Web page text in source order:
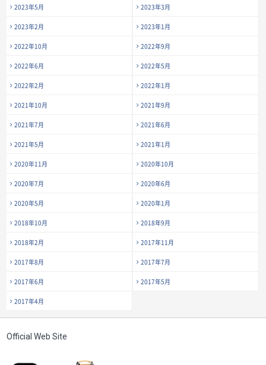
2023年5月 2023年3月
2023年2月 2023年1月
2022年10月 2022年9月
2022年6月 2022年5月
2022年2月 2022年1月
2021年10月 2021年9月
2021年7月 2021年6月
2021年5月 2021年1月
2020年11月 2020年10月
2020年7月 2020年6月
2020年5月 2020年1月
2018年10月 2018年9月
2018年2月 2017年11月
2017年8月 2017年7月
2017年6月 2017年5月
2017年4月
Official Web Site